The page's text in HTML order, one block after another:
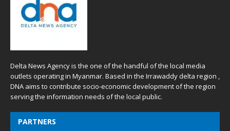
Delta News Agency is the one of the handful of the local media
outlets operating in Myanmar. Based in the Irrawaddy delta region ,
DNA aims to contribute socio-economic development of the region
serving the information needs of the local public.
PARTNERS